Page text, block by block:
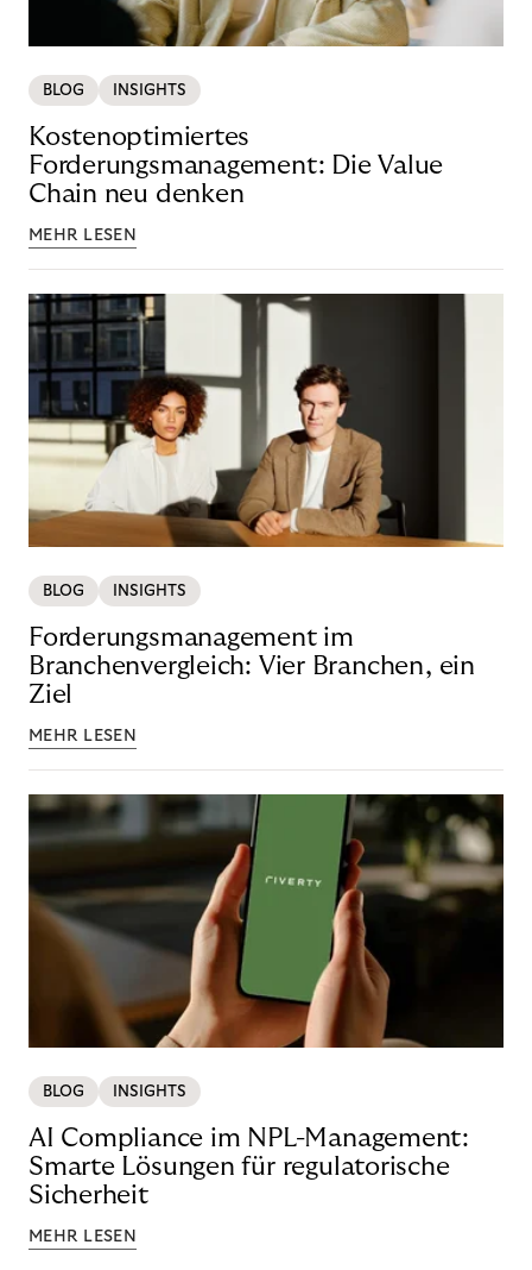
BLOG INSIGHTS
Kostenoptimiertes
Forderungsmanagement: Die Value
Chain neu denken
MEHR LESEN
BLOG INSIGHTS
Forderungsmanagement im
Branchenvergleich: Vier Branchen, ein
Ziel
MEHR LESEN
BLOG INSIGHTS
AI Compliance im NPL-Management:
Smarte Lösungen für regulatorische
Sicherheit
MEHR LESEN